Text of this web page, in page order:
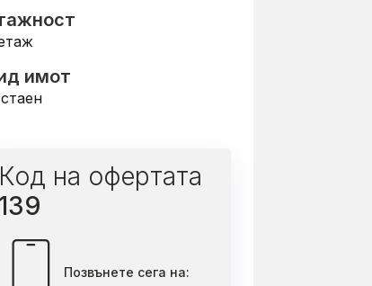
имот
Код на офертата
139
Позвънете сега на: